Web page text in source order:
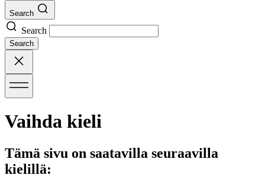
Search
Search
Search
Vaihda kieli
Tämä sivu on saatavilla seuraavilla
kielillä: